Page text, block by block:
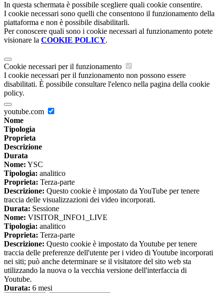
In questa schermata è possibile scegliere quali cookie consentire.
I cookie necessari sono quelli che consentono il funzionamento della
piattaforma e non è possibile disabilitarli.
Per conoscere quali sono i cookie necessari al funzionamento potete
visionare la COOKIE POLICY.
Cookie necessari per il funzionamento
I cookie necessari per il funzionamento non possono essere
disabilitati. È possibile consultare l'elenco nella pagina della cookie
policy.
youtube.com
Nome
Tipologia
Proprieta
Descrizione
Durata
Nome: YSC
Tipologia: analitico
Proprieta: Terza-parte
Descrizione: Questo cookie è impostato da YouTube per tenere
traccia delle visualizzazioni dei video incorporati.
Durata: Sessione
Nome: VISITOR_INFO1_LIVE
Tipologia: analitico
Proprieta: Terza-parte
Descrizione: Questo cookie è impostato da Youtube per tenere
traccia delle preferenze dell'utente per i video di Youtube incorporati
nei siti; può anche determinare se il visitatore del sito web sta
utilizzando la nuova o la vecchia versione dell'interfaccia di
Youtube.
Durata: 6 mesi